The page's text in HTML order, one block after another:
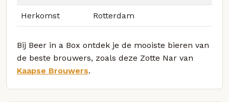
Herkomst Rotterdam
Bij Beer in a Box ontdek je de mooiste bieren van
de beste brouwers, zoals deze Zotte Nar van
Kaapse Brouwers.